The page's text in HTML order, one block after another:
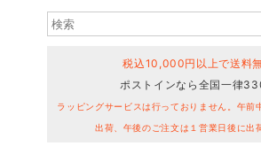
税込10,000円以上で送料
ポストインなら全国一律
ラッピングサービスは行っておりません。午前
出荷、午後のご注文は１営業日後に出